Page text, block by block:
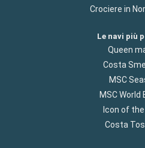
Crociere in
Le navi più
Queen
Costa
MSC
MSC World
Icon of
Costa